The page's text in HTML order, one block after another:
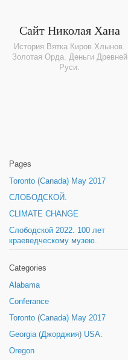
Сайт Николая Хана
История Вятка Киров Хлынов.
Золотая Орда. Деньги Древней
Руси.
Pages
Toronto (Canada) May 2017
СЛОБОДСКОЙ.
CLIMATE CHANGE
Слободской 2022. 100 лет
краеведческому музею.
Categories
Alabama
Conferance
Toronto (Canada) May 2017
Georgia (Джорджия) USA.
Oregon